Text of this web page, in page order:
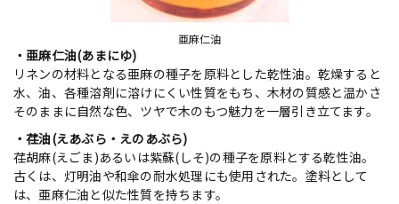
亜麻仁油
・亜麻仁油(あまにゆ)
リネンの材料となる亜麻の種子を原料とした乾性油。乾燥すると
水、油、各種溶剤に溶けにくい性質をもち、木材の質感と温かさ
そのままに自然な色、ツヤで木のもつ魅力を一層引き立てます。
・荏油(えあぶら・えのあぶら)
荏胡麻(えごま)あるいは紫蘇(しそ)の種子を原料とする乾性油。
古くは、灯明油や和傘の耐水処理にも使用された。塗料として
は、亜麻仁油と似た性質を持ちます。